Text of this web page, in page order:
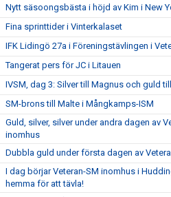
Nytt säsoongsbästa i höjd av Kim i New
Fina sprinttider i Vinterkalaset
IFK Lidingö 27a i Föreningstävlingen i
Tangerat pers för JC i Litauen
IVSM, dag 3: Silver till Magnus och guld
SM-brons till Malte i Mångkamps-ISM
Guld, silver, silver under andra dagen av
inomhus
Dubbla guld under första dagen av
I dag börjar Veteran-SM inomhus i
hemma för att tävla!